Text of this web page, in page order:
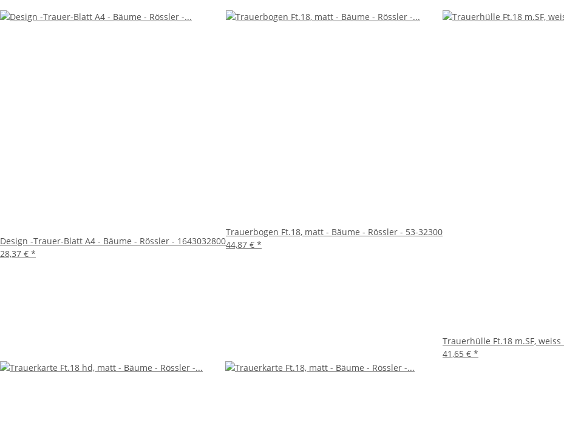
Design -Trauer-Blatt A4 - Bäume - Rössler - 1643032800
28,37 € *
Trauerbogen Ft.18, matt - Bäume - Rössler - 53-32300
44,87 € *
Trauerhülle Ft.18 m.SF,
41,65 € *